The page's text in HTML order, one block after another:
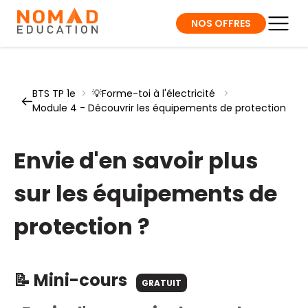
NOS OFFRES
BTS TP 1e > 💡Forme-toi à l'électricité
>
Module 4 - Découvrir les équipements de protection
Envie d'en savoir plus
sur les équipements de
protection ?
📝 Mini-cours GRATUIT